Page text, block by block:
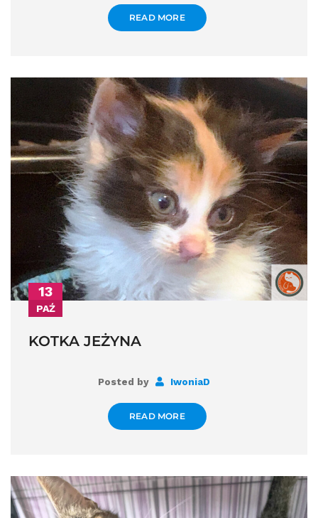
READ MORE
13
PAŹ
KOTKA JEŻYNA
Posted by IwoniaD
READ MORE